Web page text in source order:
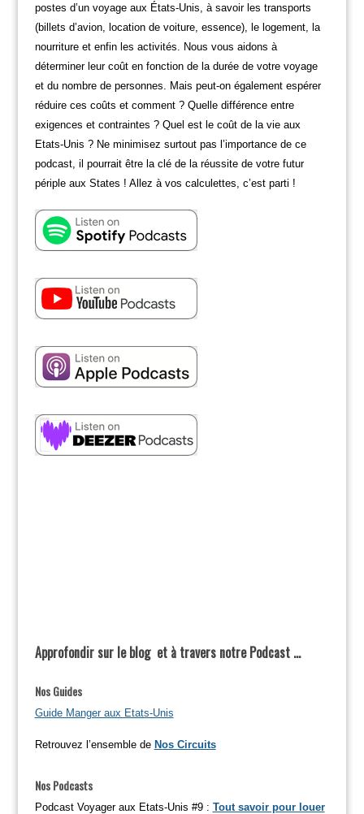
postes d’un voyage aux États-Unis, à savoir les transports
(billets d’avion, location de voiture, essence), le logement, la
nourriture et enfin les activités. Nous vous aidons à
déterminer leur coût en fonction de la durée de votre voyage
et du nombre de personnes. Mais peut-on également espérer
réduire ces coûts et comment ? Quelle différence entre
exigences et contraintes ? Quel est le coût de la vie aux
Etats-Unis ? Ne minimisez surtout pas l’importance de ce
podcast, il pourrait être la clé de la réussite de votre futur
périple aux States ! Allez à vos calculettes, c’est parti !
Approfondir sur le blog et à travers notre Podcast …
Nos Guides
Guide Manger aux Etats-Unis
Retrouvez l’ensemble de Nos Circuits
Nos Podcasts
Podcast Voyager aux Etats-Unis #9 : Tout savoir pour louer